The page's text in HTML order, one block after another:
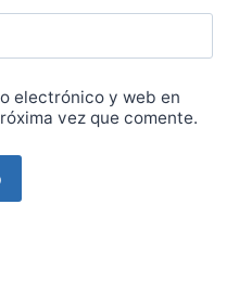
electrónico y web en
vez que comente.